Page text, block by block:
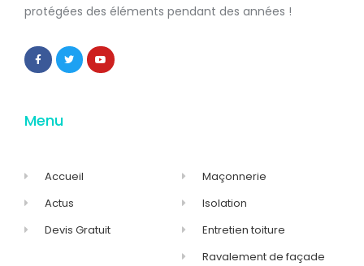
protégées des éléments pendant des années !
Menu
Accueil
Actus
Devis Gratuit
Maçonnerie
Isolation
Entretien toiture
Ravalement de façade